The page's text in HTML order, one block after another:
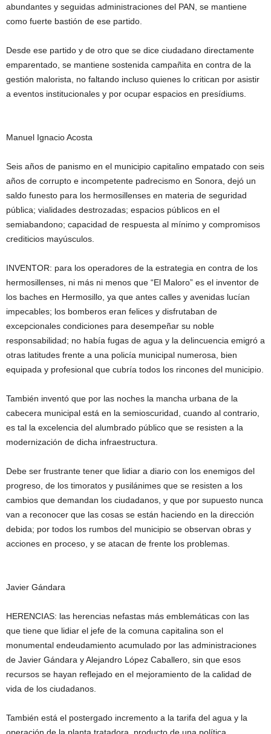
abundantes y seguidas administraciones del PAN, se mantiene
como fuerte bastión de ese partido.
Desde ese partido y de otro que se dice ciudadano directamente
emparentado, se mantiene sostenida campañita en contra de la
gestión malorista, no faltando incluso quienes lo critican por asistir
a eventos institucionales y por ocupar espacios en presídiums.
Manuel Ignacio Acosta
Seis años de panismo en el municipio capitalino empatado con seis
años de corrupto e incompetente padrecismo en Sonora, dejó un
saldo funesto para los hermosillenses en materia de seguridad
pública; vialidades destrozadas; espacios públicos en el
semiabandono; capacidad de respuesta al mínimo y compromisos
crediticios mayúsculos.
INVENTOR: para los operadores de la estrategia en contra de los
hermosillenses, ni más ni menos que “El Maloro” es el inventor de
los baches en Hermosillo, ya que antes calles y avenidas lucían
impecables; los bomberos eran felices y disfrutaban de
excepcionales condiciones para desempeñar su noble
responsabilidad; no había fugas de agua y la delincuencia emigró a
otras latitudes frente a una policía municipal numerosa, bien
equipada y profesional que cubría todos los rincones del municipio.
También inventó que por las noches la mancha urbana de la
cabecera municipal está en la semioscuridad, cuando al contrario,
es tal la excelencia del alumbrado público que se resisten a la
modernización de dicha infraestructura.
Debe ser frustrante tener que lidiar a diario con los enemigos del
progreso, de los timoratos y pusilánimes que se resisten a los
cambios que demandan los ciudadanos, y que por supuesto nunca
van a reconocer que las cosas se están haciendo en la dirección
debida; por todos los rumbos del municipio se observan obras y
acciones en proceso, y se atacan de frente los problemas.
Javier Gándara
HERENCIAS: las herencias nefastas más emblemáticas con las
que tiene que lidiar el jefe de la comuna capitalina son el
monumental endeudamiento acumulado por las administraciones
de Javier Gándara y Alejandro López Caballero, sin que esos
recursos se hayan reflejado en el mejoramiento de la calidad de
vida de los ciudadanos.
También está el postergado incremento a la tarifa del agua y la
operación de la planta tratadora, producto de una política